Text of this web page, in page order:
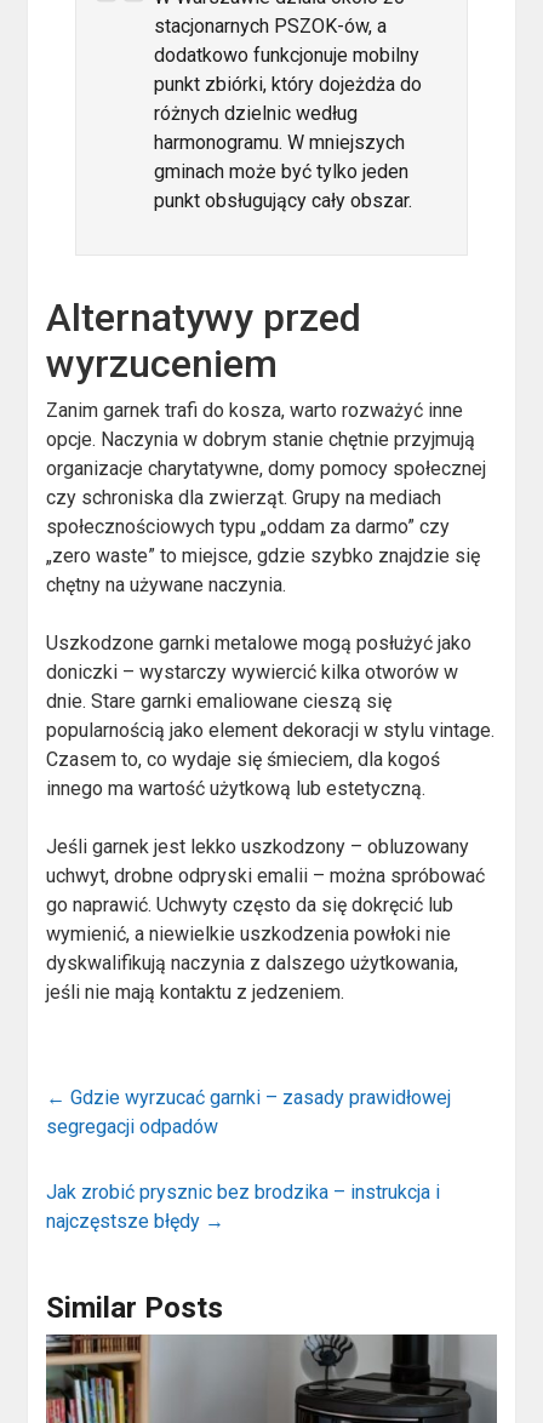
stacjonarnych PSZOK-ów, a
dodatkowo funkcjonuje mobilny
punkt zbiórki, który dojeżdża do
różnych dzielnic według
harmonogramu. W mniejszych
gminach może być tylko jeden
punkt obsługujący cały obszar.
Alternatywy przed
wyrzuceniem
Zanim garnek trafi do kosza, warto rozważyć inne
opcje. Naczynia w dobrym stanie chętnie przyjmują
organizacje charytatywne, domy pomocy społecznej
czy schroniska dla zwierząt. Grupy na mediach
społecznościowych typu „oddam za darmo” czy
„zero waste” to miejsce, gdzie szybko znajdzie się
chętny na używane naczynia.
Uszkodzone garnki metalowe mogą posłużyć jako
doniczki – wystarczy wywiercić kilka otworów w
dnie. Stare garnki emaliowane cieszą się
popularnością jako element dekoracji w stylu vintage.
Czasem to, co wydaje się śmieciem, dla kogoś
innego ma wartość użytkową lub estetyczną.
Jeśli garnek jest lekko uszkodzony – obluzowany
uchwyt, drobne odpryski emalii – można spróbować
go naprawić. Uchwyty często da się dokręcić lub
wymienić, a niewielkie uszkodzenia powłoki nie
dyskwalifikują naczynia z dalszego użytkowania,
jeśli nie mają kontaktu z jedzeniem.
← Gdzie wyrzucać garnki – zasady prawidłowej
segregacji odpadów
Jak zrobić prysznic bez brodzika – instrukcja i
najczęstsze błędy →
Similar Posts